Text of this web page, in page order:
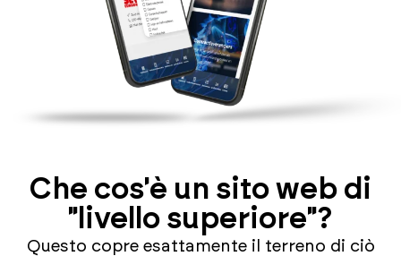
Che cos'è un sito web di
"livello superiore"?
Questo copre esattamente il terreno di ciò